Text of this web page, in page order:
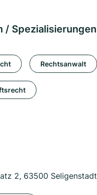
/ Spezialisierungen
Rechtsanwalt
2, 63500 Seligenstadt